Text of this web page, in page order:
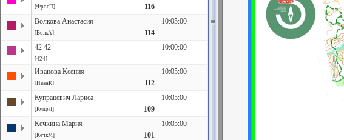
[ФролП] 116
Волкова Анастасия
[ВолкА] 114
10:05:00
42 42
[424]
10:00:00
Иванова Ксения
[ИванК] 112
10:05:00
Купрацевич Лариса
[КупрЛ] 109
10:05:00
Кечкина Мария
[КечкМ] 101
10:05:00